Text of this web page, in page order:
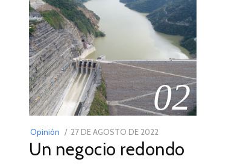
02
Opinión
POSTED
ON
27 DE AGOSTO DE 2022
DE
Un negocio redondo